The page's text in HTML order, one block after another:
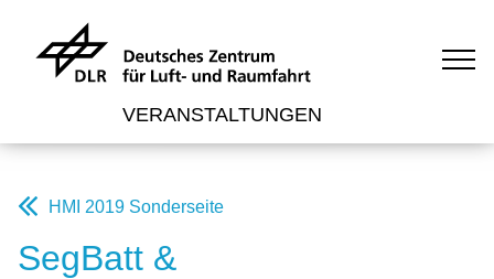
VERANSTALTUNGEN
HMI 2019 Sonderseite
SegBatt &